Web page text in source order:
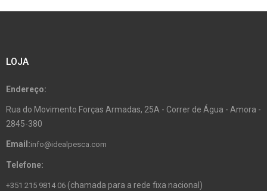
LOJA
Endereço:
Rua do Movimento Forças Armadas, 25A - Correr de Água - Amora -
2845-380
Email:info@idealpesca.com
Telefone:
+351 215 9814 06 (chamada para a rede fixa nacional)